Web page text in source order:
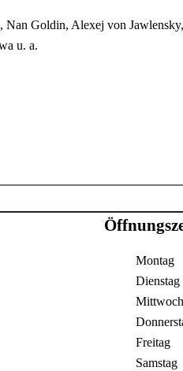
Goldin, Alexej von
u. a.
Montag
Dienstag
Mittwoch
Freitag
Samstag